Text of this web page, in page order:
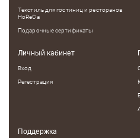
Текстиль для гостиниц и ресторанов
HoReCa
Подарочные сертификаты
Личный кабинет
Вход
Регестрация
Поддержка